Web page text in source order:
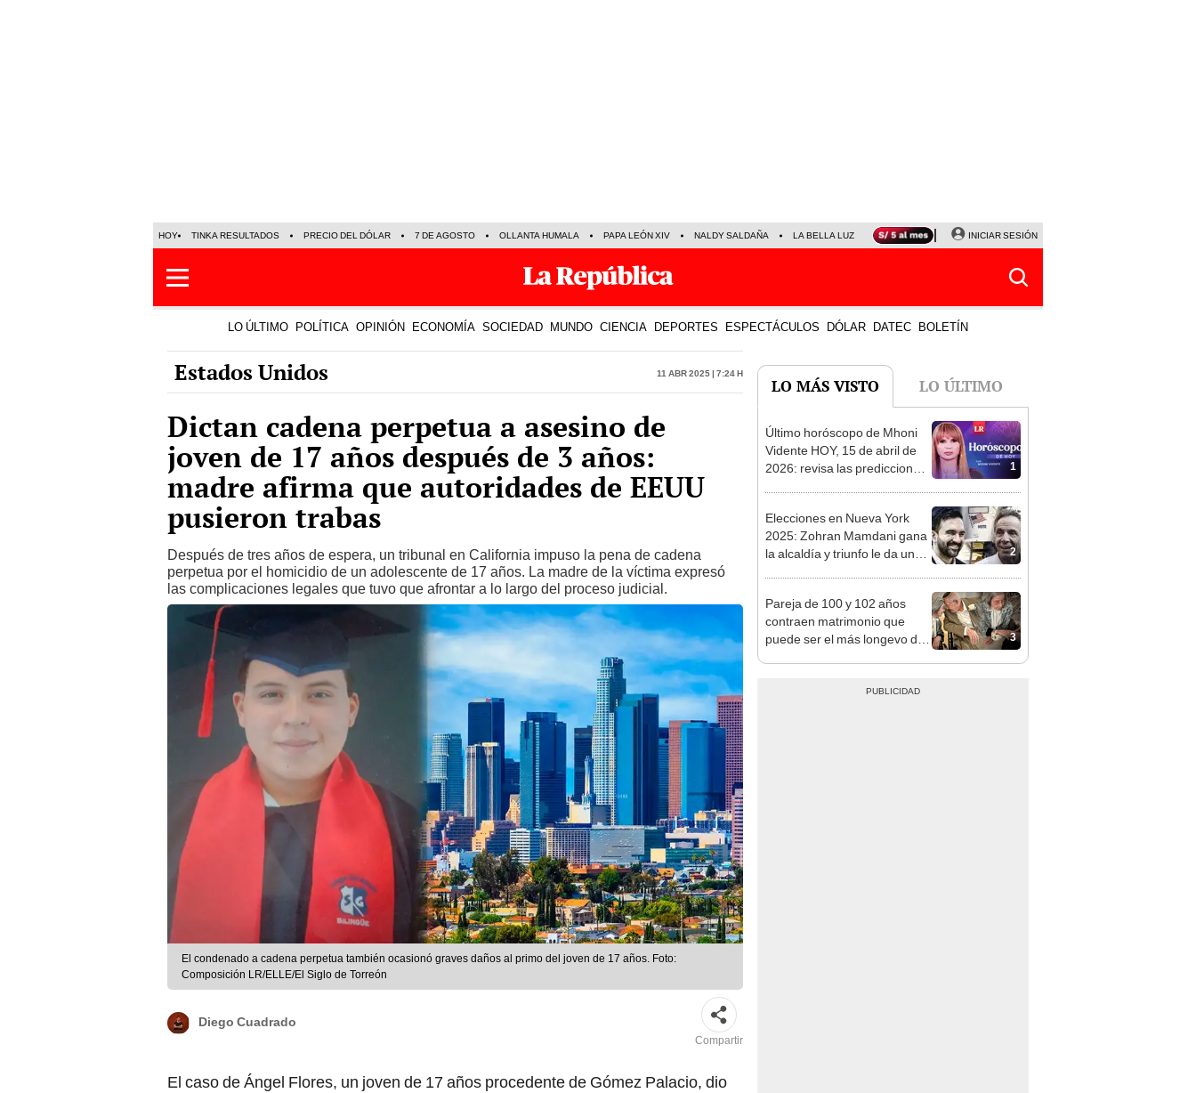
HOY TINKA RESULTADOS PRECIO DEL DÓLAR 7 DE AGOSTO OLLANTA HUMALA PAPA LEÓN XIV NALDY SALDAÑA LA BELLA LUZ MAGALY MEDINA SINUANO RESULTADOS HOY
INICIAR SESIÓN
LO ÚLTIMO POLÍTICA OPINIÓN ECONOMÍA SOCIEDAD MUNDO CIENCIA DEPORTES ESPECTÁCULOS DÓLAR DATEC BOLETÍN
Estados Unidos 11 Abr 2025 | 7:24 h
Dictan cadena perpetua a asesino de
joven de 17 años después de 3 años:
madre afirma que autoridades de EEUU
pusieron trabas
Después de tres años de espera, un tribunal en California impuso la pena de cadena
perpetua por el homicidio de un adolescente de 17 años. La madre de la víctima expresó
las complicaciones legales que tuvo que afrontar a lo largo del proceso judicial.
El condenado a cadena perpetua también ocasionó graves daños al primo del joven de 17 años. Foto:
Composición LR/ELLE/El Siglo de Torreón
Diego Cuadrado
Compartir
El caso de Ángel Flores, un joven de 17 años procedente de Gómez Palacio, dio
LO MÁS VISTO LO ÚLTIMO
1
Último horóscopo de Mhoni
Vidente HOY, 15 de abril de
2026: revisa las predicciones
2
Elecciones en Nueva York
2025: Zohran Mamdani gana
la alcaldía y triunfo le da un
3
Pareja de 100 y 102 años
contraen matrimonio que
puede ser el más longevo del